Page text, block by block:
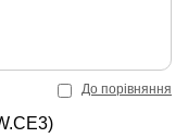
До порівняння